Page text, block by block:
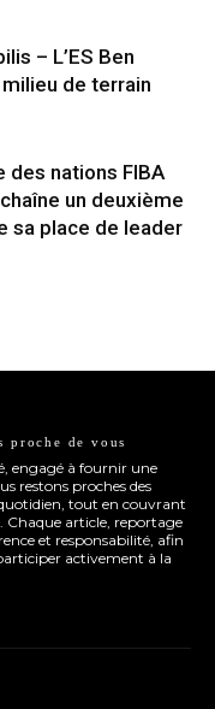
– L’ES Ben
de terrain
des nations FIBA
un deuxième
sa place de leader
proche de vous
engagé à fournir une
restons proches des
tout en couvrant
Chaque article, reportage
et responsabilité, afin
activement à la